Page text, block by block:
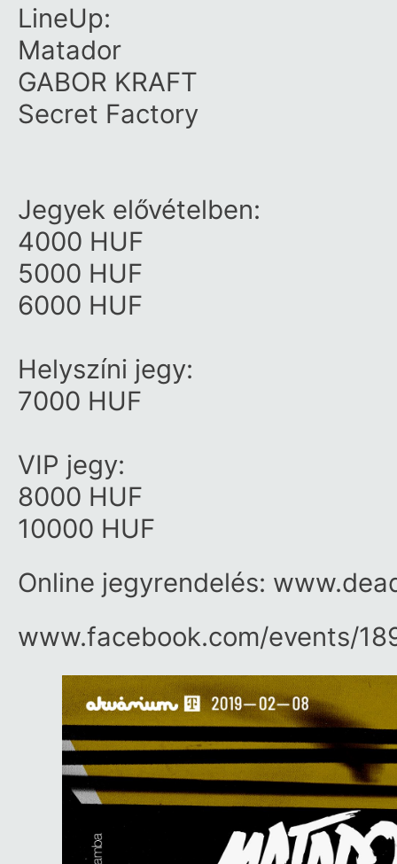
LineUp:
Matador
GABOR KRAFT
Secret Factory
Jegyek elővételben:
4000 HUF
5000 HUF
6000 HUF
Helyszíni jegy:
7000 HUF
VIP jegy:
8000 HUF
10000 HUF
Online jegyrendelés:
www.facebook.com/​events/​